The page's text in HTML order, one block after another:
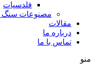
فلدسپات
مصنوعات سنگ
مقالات
درباره ما
تماس با ما
منو